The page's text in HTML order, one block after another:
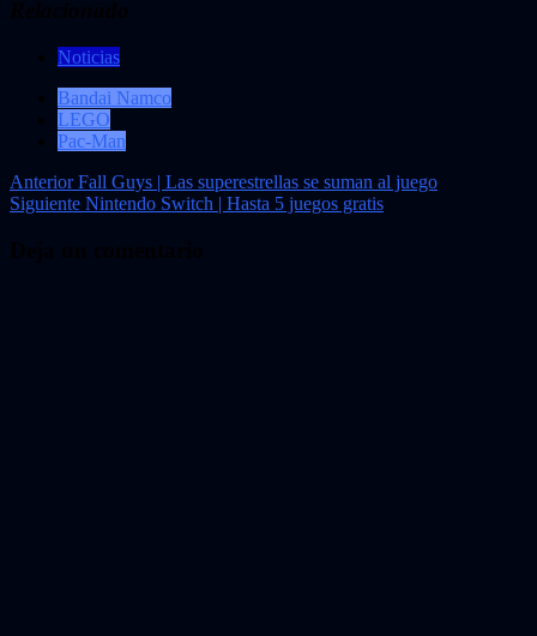
Noticias
Bandai Namco
LEGO
Pac-Man
Navegación
de
AnteriorFall Guys | Las superestrellas se suman al juego
Siguiente Nintendo Switch | Hasta 5 juegos gratis